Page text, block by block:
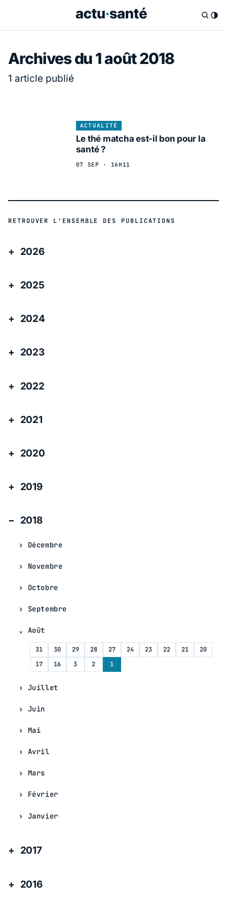
Archives du 1 août 2018
1 article publié
ACTUALITÉ
Le thé matcha est-il bon pour la
santé ?
07 SEP · 16H11
RETROUVER L'ENSEMBLE DES PUBLICATIONS
2026
2025
2024
2023
2022
2021
2020
2019
2018
Décembre
Novembre
Octobre
Septembre
Août
31 30 29 28 27 24 23 22 21
20
17
16 3 2 1
Juillet
Juin
Mai
Avril
Mars
Février
Janvier
2017
2016